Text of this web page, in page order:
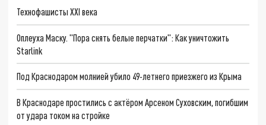
Технофашисты XXI века
Оплеуха Маску. "Пора снять белые перчатки": Как уничтожить
Starlink
Под Краснодаром молнией убило 49-летнего приезжего из Крыма
В Краснодаре простились с актёром Арсеном Суховским, погибшим
от удара током на стройке